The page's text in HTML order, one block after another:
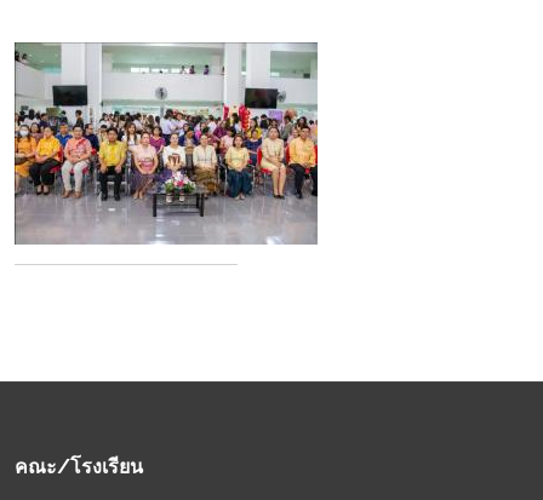
คณะ/โรงเรียน